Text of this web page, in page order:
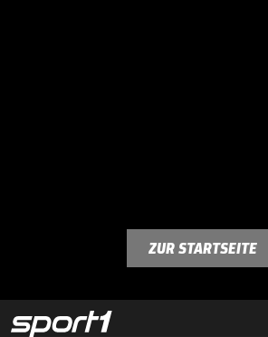
ZUR STARTSEITE